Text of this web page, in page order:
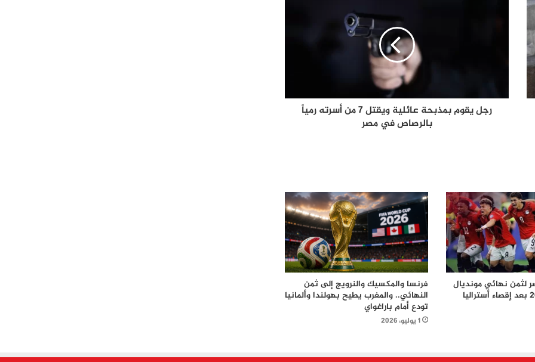
إسبانيا تستعيد عرش العالم.. رصاصة
توريس تُسقط الأرجنتين وتُسدل ستار
ومبابي يتربع على عرش الهدافين
التاريخيين
الأرجنتين تقلب الطاولة على إنجلترا
المكسيكي لكرة القدم بسبب مخالفات في
حماية بيانات المشجعين
من صفقة الحقوق إلى أزمة قيادة.. هل
اقتربت نهاية إنفانتينو في «فيفا»؟
من يملك كأس العالم؟ كيف أسقطت ثورة
الاتحادات خطة إنفانتينو لخصخصة قلب
رجل يقوم بمذبحة عائلية ويقتل 7 من أسرته رمياً
بالرصاص في مصر
لثمن نهائي مونديال
فرنسا والمكسيك والنرويج إلى ثمن
النهائي.. والمغرب يطيح بهولندا وألمانيا
تودع أمام باراغواي
1 يوليو، 2026